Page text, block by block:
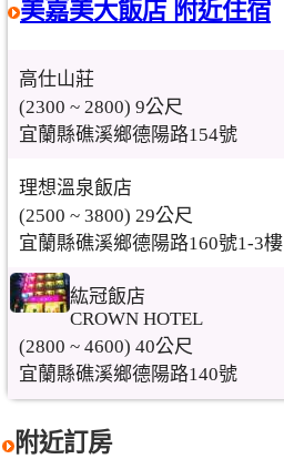
美嘉美大飯店 附近住宿
高仕山莊
(2300 ~ 2800) 9公尺
宜蘭縣礁溪鄉德陽路154號
理想溫泉飯店
(2500 ~ 3800) 29公尺
宜蘭縣礁溪鄉德陽路160號1-3樓
紘冠飯店
CROWN HOTEL
(2800 ~ 4600) 40公尺
宜蘭縣礁溪鄉德陽路140號
附近訂房